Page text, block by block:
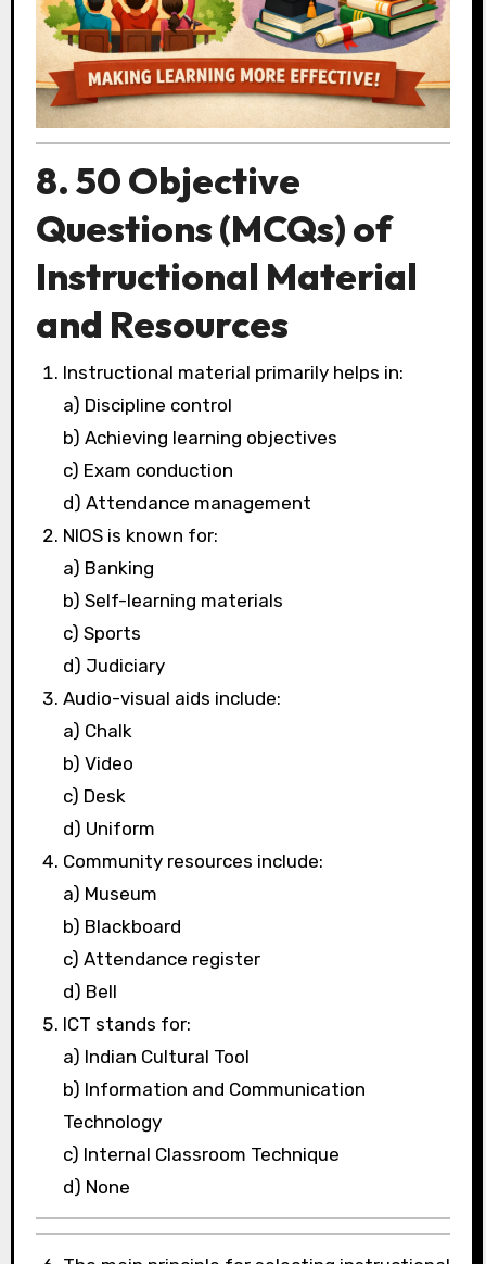
8. 50 Objective
Questions (MCQs) of
Instructional Material
and Resources
Instructional material primarily helps in:
a) Discipline control
b) Achieving learning objectives
c) Exam conduction
d) Attendance management
NIOS is known for:
a) Banking
b) Self-learning materials
c) Sports
d) Judiciary
Audio-visual aids include:
a) Chalk
b) Video
c) Desk
d) Uniform
Community resources include:
a) Museum
b) Blackboard
c) Attendance register
d) Bell
ICT stands for:
a) Indian Cultural Tool
b) Information and Communication
Technology
c) Internal Classroom Technique
d) None